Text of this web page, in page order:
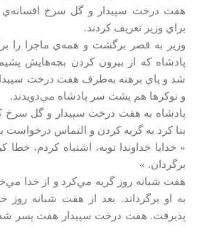
هفت درخت سپيدار و گل سرخ افسانه‌ي
براي وزير تعريف كردند.
وزير به قصر برگشت و همه‌ي ماجرا را
پادشاه كه از بيرون كردن بچه‌هايش
شد و پاي برهنه به‌طرف هفت درخت
و نوكرها هم پشت سر پادشاه مي‌دويدند.
پادشاه به هفت درخت سپيدار و گل سرخ
بنا كرد به گريه كردن و التماس درخواست
« خدايا خداوندا توبه، اشتباه كردم، خطا
برگردان. »
هفت شبانه روز گريه مي‌كرد و از خدا
به او برگرداند. بعد از هفت شبانه روز
پذيرفت. هفت درخت سپيدار هفت پسر